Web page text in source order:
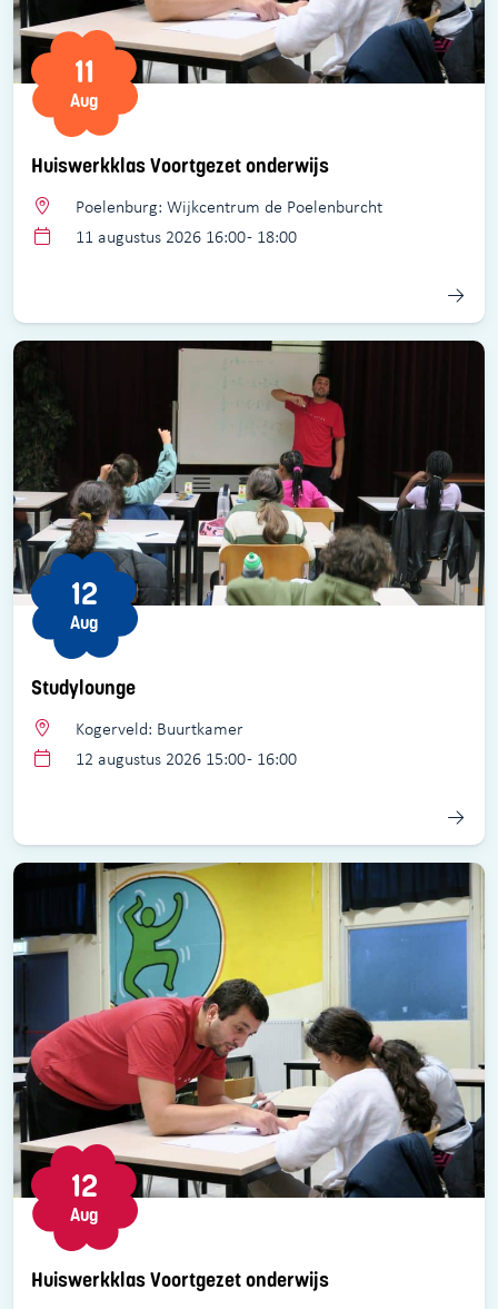
Huiswerkklas Voortgezet onderwijs
11
Aug
Poelenburg: Wijkcentrum de Poelenburcht
11 augustus 2026 16:00 - 18:00
Studylounge
12
Aug
Kogerveld: Buurtkamer
12 augustus 2026 15:00 - 16:00
Huiswerkklas Voortgezet onderwijs
12
Aug